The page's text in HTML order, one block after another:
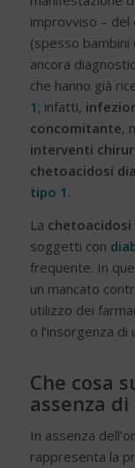
improvviso – del
(spesso bambini
ancora
che hanno già
1 ; infatti,
concomitante,
interventi
chetoacidosi
tipo 1 .
La
soggetti con
frequente. In
un mancato
utilizzo dei
o l’insorgenza
Che cosa
assenza
In assenza
rappresenta la